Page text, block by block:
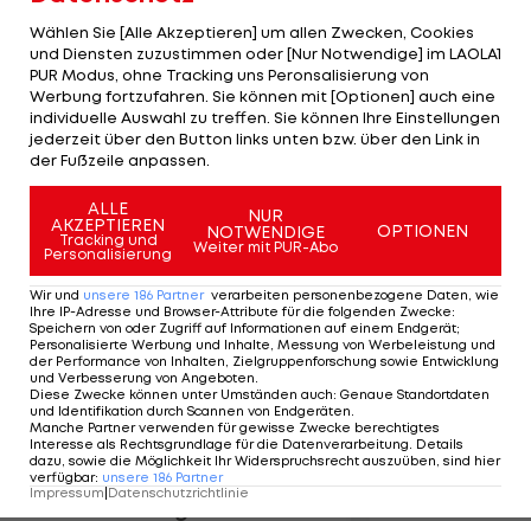
Wozniacki erklärt, dass sie Gespräche mit Martina
Navratilova über eine Zusammenarbeit geführt
habe, daraus sei aber letztlich nichts geworden.
Kein Geheimnis ist ihr neuer Freund: Golf-Ass Rory
McIlroy.
Mehr zum Thema
Wählen Sie [Alle Akzeptieren] um allen Zwecken, Cookies
und Diensten zuzustimmen oder [Nur Notwendige] im LAOLA1
PUR Modus, ohne Tracking uns Peronsalisierung von
Werbung fortzufahren. Sie können mit [Optionen] auch eine
individuelle Auswahl zu treffen. Sie können Ihre Einstellungen
jederzeit über den Button links unten bzw. über den Link in
der Fußzeile anpassen.
ALLE
AKZEPTIEREN
Tracking und
Personalisierung
NUR
NOTWENDIGE
Weiter mit PUR-Abo
OPTIONEN
Wir und unsere 186 Partner verarbeiten personenbezogene Daten, wie
Ihre IP-Adresse und Browser-Attribute für die folgenden Zwecke:
Speichern von oder Zugriff auf Informationen auf einem Endgerät;
Personalisierte Werbung und Inhalte, Messung von Werbeleistung und
der Performance von Inhalten, Zielgruppenforschung sowie Entwicklung
und Verbesserung von Angeboten.
Diese Zwecke können unter Umständen auch: Genaue Standortdaten
und Identifikation durch Scannen von Endgeräten.
Manche Partner verwenden für gewisse Zwecke berechtigtes
Interesse als Rechtsgrundlage für die Datenverarbeitung. Details
dazu, sowie die Möglichkeit Ihr Widerspruchsrecht auszuüben, sind hier
verfügbar: unsere 186 Partner
Impressum Datenschutzrichtlinie